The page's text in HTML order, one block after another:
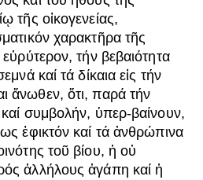
τῆς οἰκογενείας,
χαρακτῆρα τῆς
τήν βεβαιότητα
καί τά δίκαια εἰς τήν
ἄνωθεν, ὅτι, παρά τήν
καί συμβολήν, ὑπερ-βαίνουν,
ἐφικτόν καί τά ἀνθρώπινα
τοῦ βίου, ἡ οὐ
ἀλλήλους ἀγάπη καί ἡ